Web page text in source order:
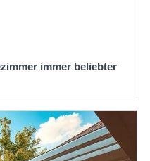
immer beliebter